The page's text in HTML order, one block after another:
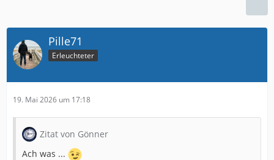
Pille71
Erleuchteter
19. Mai 2026 um 17:18
Zitat von Gönner
Ach was ...